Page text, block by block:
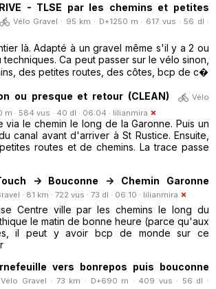
- TLSE par les chemins et petites
Vélo Gravel · 95 km · D+1250 m · 617 vus · 56 dl ·
là. Adapté à un gravel même s'il y a 2 ou
Ca peut passer sur le vélo sinon,
des petites routes, des côtes, bcp de c�
ou presque et retour (CLEAN)
Vélo
m · 584 vus · 40 dl · 06:04 · lilianmira
via le chemin le long de la Garonne. Puis un
canal avant d'arriver à St Rustice. Ensuite,
routes et de chemins. La trace passe
-> Bouconne -> Chemin Garonne
· 81 km · 722 vus · 73 dl · 06:10 · lilianmira
Centre ville par les chemins le long du
le matin de bonne heure (parce qu'aux
il peut y avoir bcp de monde sur ce
vers bonrepos puis bouconne
Vélo Gravel · 73 km · D+690 m · 409 vus · 56 dl ·